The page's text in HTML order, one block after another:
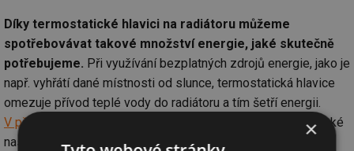
Díky termostatické hlavici na radiátoru můžeme
spotřebovávat takové množství energie, jaké skutečně
potřebujeme. Při využívání bezplatných zdrojů energie, jako je
např. vyhřátí dané místnosti od slunce, termostatická hlavice
omezuje přívod teplé vody do radiátoru a tím šetří energii.
V případě elektronických termostatických hlavic
můžeme také
nastavit konkrétní teplotu a naprogramovat harmonogram
×